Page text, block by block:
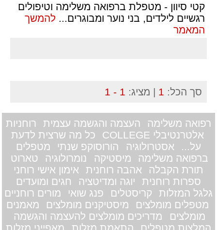
קטי סיוון - מטפלת ברפואה משלימה וטיפולים
רגשיים לילדים, בני נוער ומבוגרים... להמשך
המאמר
סך הכל: 1 | מציג: 1 - 1
רפואה משלימה העצמה והגשמה עצמית
רוחניות
אלטרנטיבלי COLLEGE
כל מה שרצית לדעת
על...
אסטרולוגיה הורוסוקפ שנתי
מטפלים
ברפואה משלימה
מיסטיקה נומרולוגיה
טארוט
תורת הקבלה
אהבה רוחנית
אימון אישי רוחני
ספרות רוחנית
יוגה ומדיטציה
חגים ומועדים
גלגל המזלות
קריסטלים פנג שואי
מורים רוחניים
מטפלים מומלצים
מיסטיקנים מומלצים
מאמנים
מומלצים
מדריכים מומלצים להעצמה והגשמה